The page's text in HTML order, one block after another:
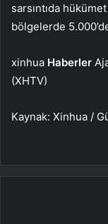
sarsıntıda
bölgelerde
xinhua Haberler
(XHTV)
Kaynak: Xinhua /